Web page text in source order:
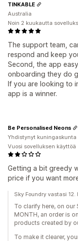
The support team,
respond and keep
Second, the app
onboarding they do
If you are looking to
app is a winner.
TINKABLE
Australia
Noin 2 kuukautta
Getting a bit greedy
price if you want
Be Personalised Neons
Yhdistynyt kuningaskunta
Vuosi sovelluksen käyttöä
Sky Foundry vastasi
To clarify here, on our
MONTH, an order is
products created by
To make it clearer,